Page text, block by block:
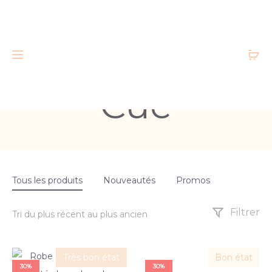
Cue
Tous les produits Nouveautés Promos
Filtrer
Très bon état
30%
Bon état
30%